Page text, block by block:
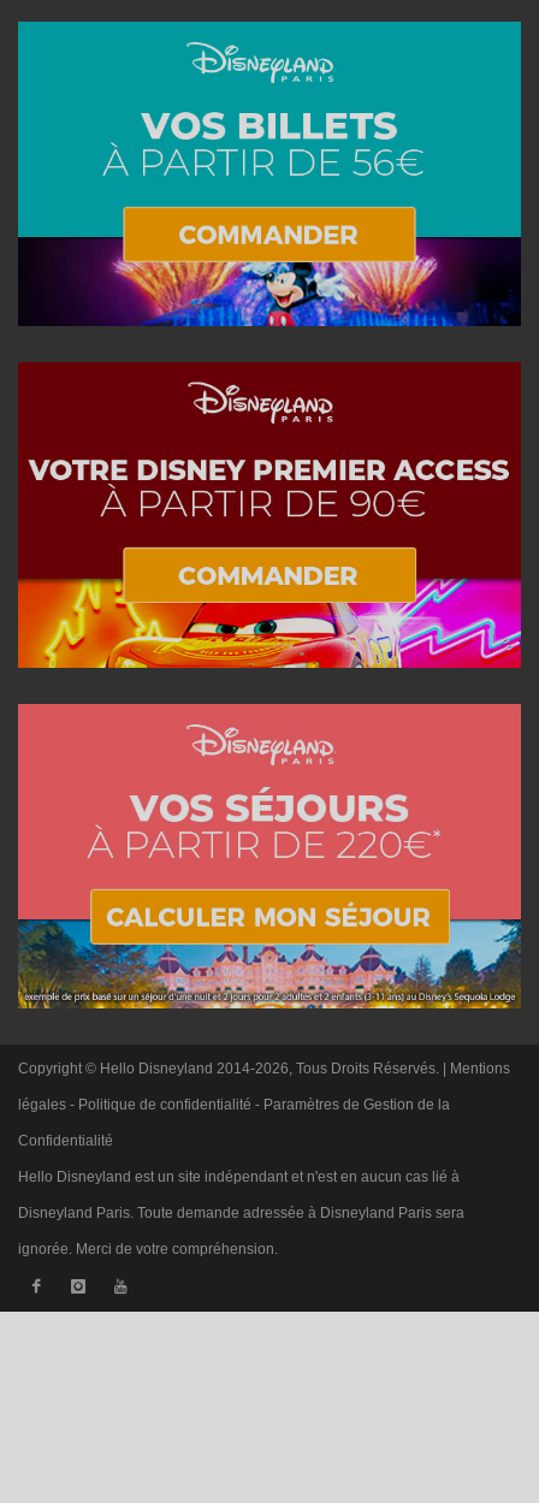
Copyright © Hello Disneyland 2014-2026, Tous Droits Réservés. | Mentions
légales - Politique de confidentialité - Paramètres de Gestion de la
Confidentialité
Hello Disneyland est un site indépendant et n'est en aucun cas lié à
Disneyland Paris. Toute demande adressée à Disneyland Paris sera
ignorée. Merci de votre compréhension.